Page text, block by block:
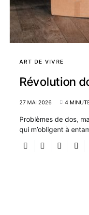
ART DE VIVRE
Révolution
27 MAI 2026 4
Problèmes de dos,
qui m’obligent à